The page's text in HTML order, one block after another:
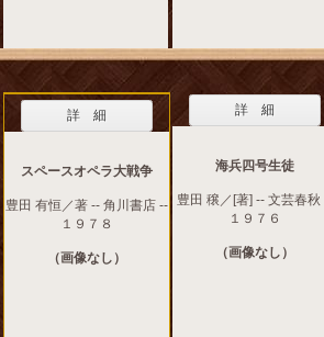
詳 細
スペースオペラ大戦争
豊田 有恒／著 -- 角川書店 --
１９７８
（画像なし）
詳 細
海兵四号生徒
豊田 穣／[著] -- 文芸春秋
１９７６
（画像なし）